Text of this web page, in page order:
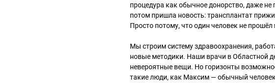
процедура как обычное донорство, даже не
потом пришла новость: трансплантат
Просто потому, что один человек не
Мы строим систему здравоохранения,
новые методики. Наши врачи в Областной
невероятные вещи. Но горизонты
такие люди, как Максим — обычный